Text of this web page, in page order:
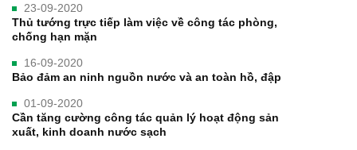
23-09-2020
Thủ tướng trực tiếp làm việc về công tác phòng,
chống hạn mặn
16-09-2020
Bảo đảm an ninh nguồn nước và an toàn hồ, đập
01-09-2020
Cần tăng cường công tác quản lý hoạt động sản
xuất, kinh doanh nước sạch